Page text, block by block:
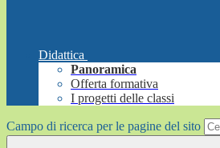
Didattica
Panoramica
Offerta formativa
I progetti delle classi
Campo di ricerca per le pagine del sito